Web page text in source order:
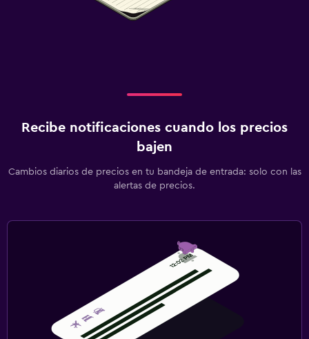
Recibe notificaciones cuando los precios
bajen
Cambios diarios de precios en tu bandeja de entrada: solo con las
alertas de precios.